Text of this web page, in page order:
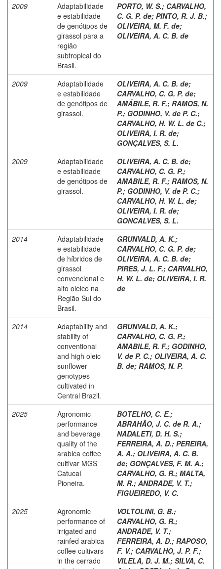
2009
Adaptabilidade
e estabilidade
de genótipos de
girassol para a
região
subtropical do
Brasil.
PORTO, W. S.; CARVALHO,
C. G. P. de; PINTO, R. J. B.;
OLIVEIRA, M. F. de;
OLIVEIRA, A. C. B. de
2009
Adaptabilidade
e estabilidade
de genótipos de
girassol.
OLIVEIRA, A. C. B. de;
CARVALHO, C. G. P. de;
AMÁBILE, R. F.; RAMOS, N.
P.; GODINHO, V. de P. C.;
CARVALHO, H. W. L. de C.;
OLIVEIRA, I. R. de;
GONÇALVES, S. L.
2009
Adaptabilidade
e estabilidade
de genótipos de
girassol.
OLIVEIRA, A. C. B. de;
CARVALHO, C. G. P.;
AMABILE, R. F.; RAMOS, N.
P.; GODINHO, V. de P. C.;
CARVALHO, H. W. L. de;
OLIVEIRA, I. R. de;
GONCALVES, S. L.
2014
Adaptabilidade
e estabilidade
de híbridos de
girassol
convencional e
alto oleico na
Região Sul do
Brasil.
GRUNVALD, A. K.;
CARVALHO, C. G. P. de;
OLIVEIRA, A. C. B. de;
PIRES, J. L. F.; CARVALHO,
H. W. L. de; OLIVEIRA, I. R.
de
2014
Adaptability and
stability of
conventional
and high oleic
sunflower
genotypes
cultivated in
Central Brazil.
GRUNVALD, A. K.;
CARVALHO, C. G. P.;
AMABILE, R. F.; GODINHO,
V. de P. C.; OLIVEIRA, A. C.
B. de; RAMOS, N. P.
2025
Agronomic
performance
and beverage
quality of the
arabica coffee
cultivar MGS
Catucaí
Pioneira.
BOTELHO, C. E.;
ABRAHÃO, J. C. de R. A.;
NADALETI, D. H. S.;
FERREIRA, A. D.; PEREIRA,
A. A.; OLIVEIRA, A. C. B.
de; GONÇALVES, F. M. A.;
CARVALHO, G. R.; MALTA,
M. R.; ANDRADE, V. T.;
FIGUEIREDO, V. C.
2025
Agronomic
performance of
irrigated and
rainfed arabica
coffee cultivars
in the cerrado
VOLTOLINI, G. B.;
CARVALHO, G. R.;
ANDRADE, V. T.;
FERREIRA, A. D.; RAPOSO,
F. V.; CARVALHO, J. P. F.;
VILELA, D. J. M.; SILVA, C.